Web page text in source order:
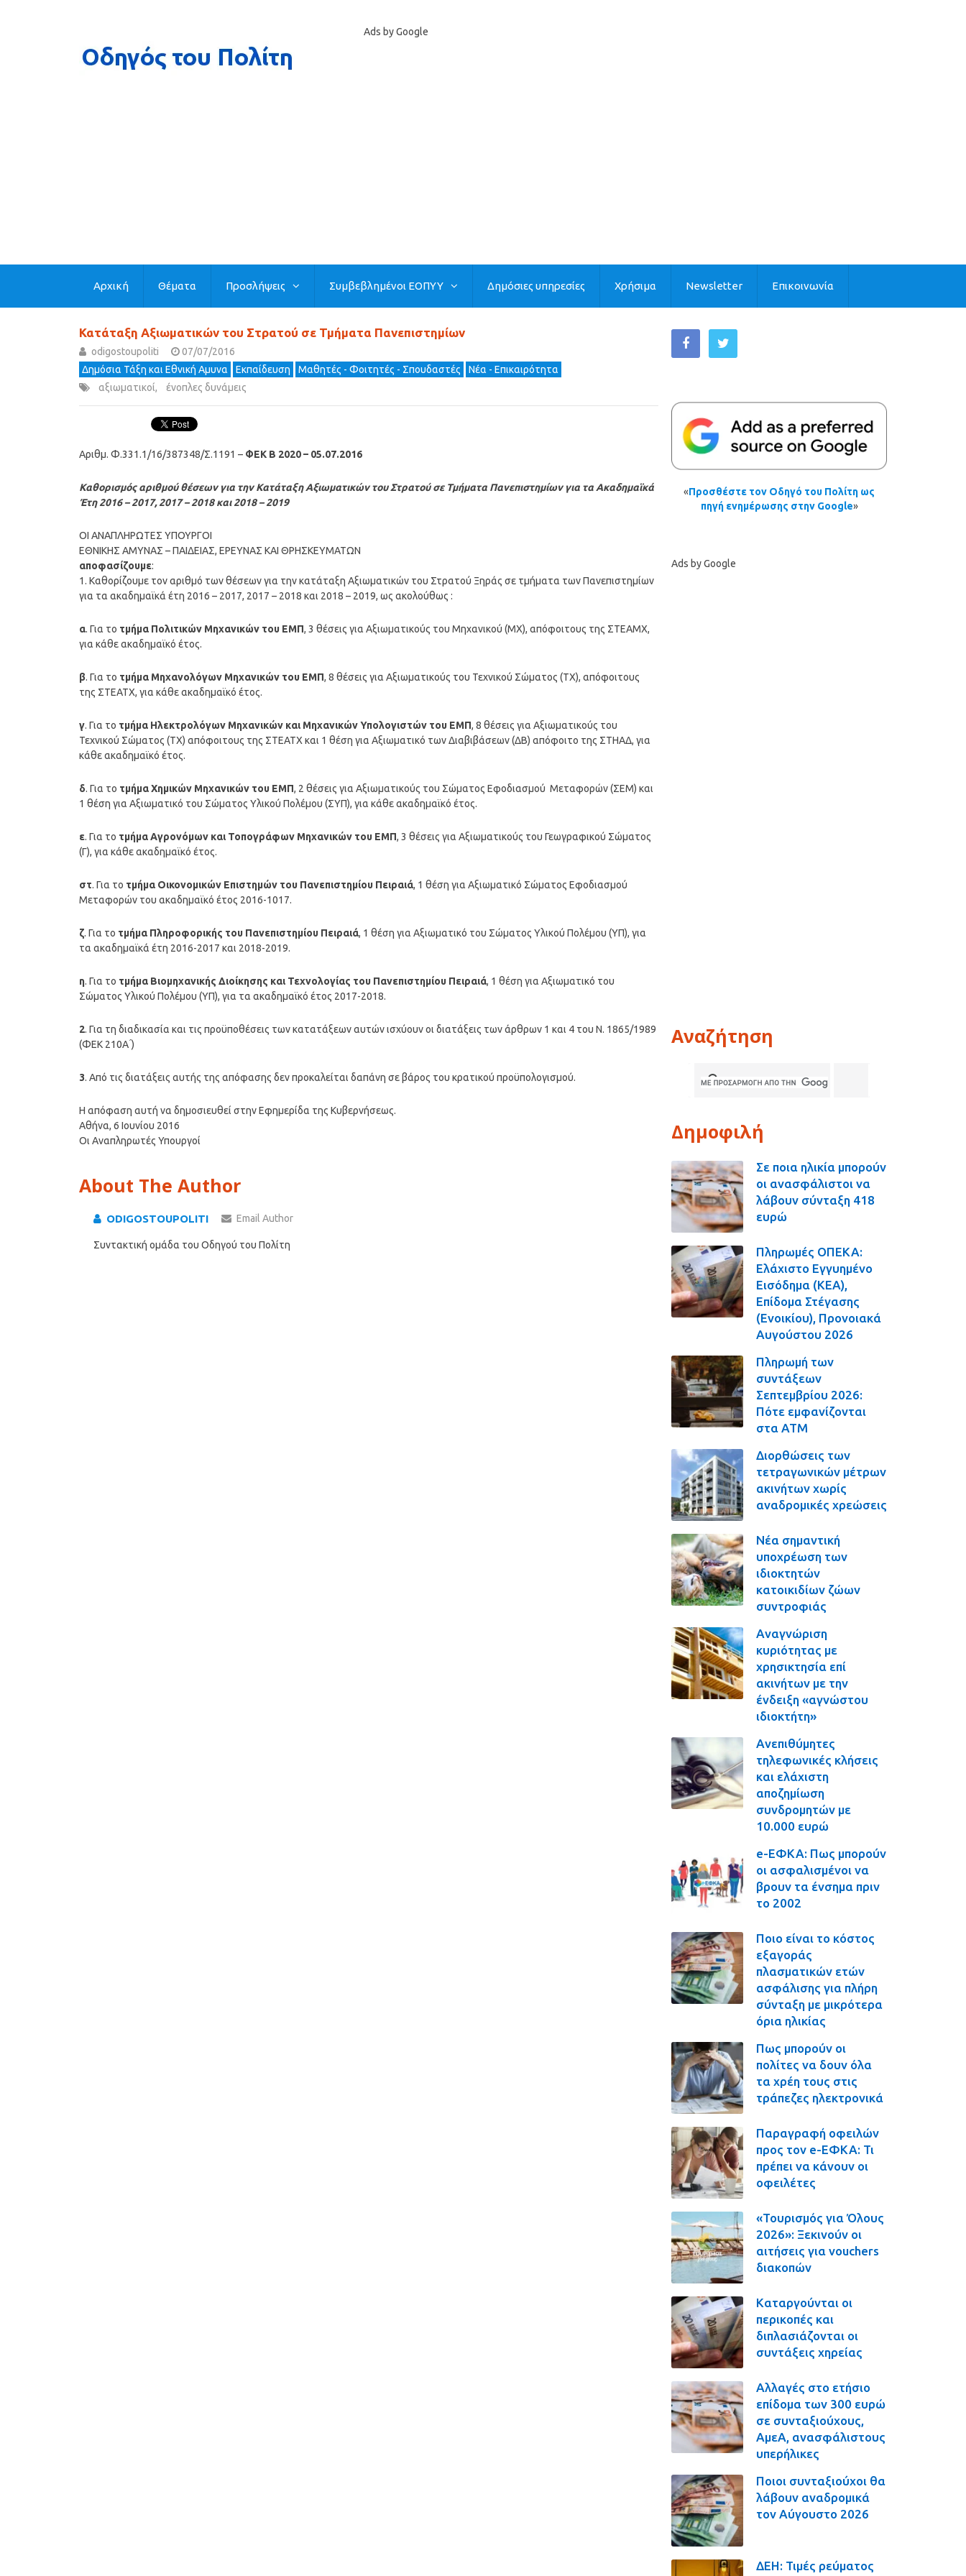
Ads by Google
Αρχική Θέματα Προσλήψεις Συμβεβλημένοι ΕΟΠΥΥ Δημόσιες υπηρεσίες Χρήσιμα Newsletter Επικοινωνία
Κατάταξη Αξιωματικών του Στρατού σε Τμήματα Πανεπιστημίων
odigostoupoliti
07/07/2016
Δημόσια Τάξη και Εθνική Αμυνα
Εκπαίδευση Μαθητές - Φοιτητές - Σπουδαστές
Νέα - Επικαιρότητα
αξιωματικοί, ένοπλες δυνάμεις
Αριθμ. Φ.331.1/16/387348/Σ.1191 – ΦΕΚ B 2020 – 05.07.2016
Καθορισμός αριθμού θέσεων για την Κατάταξη Αξιωματικών του Στρατού σε Τμήματα Πανεπιστημίων για τα Ακαδημαϊκά
Έτη 2016 – 2017, 2017 – 2018 και 2018 – 2019
ΟΙ ΑΝΑΠΛΗΡΩΤΕΣ ΥΠΟΥΡΓΟΙ
ΕΘΝΙΚΗΣ ΑΜΥΝΑΣ – ΠΑΙΔΕΙΑΣ, ΕΡΕΥΝΑΣ ΚΑΙ ΘΡΗΣΚΕΥΜΑΤΩΝ
αποφασίζουμε:
1. Καθορίζουμε τον αριθμό των θέσεων για την κατάταξη Αξιωματικών του Στρατού Ξηράς σε τμήματα των Πανεπιστημίων
για τα ακαδημαϊκά έτη 2016 – 2017, 2017 – 2018 και 2018 – 2019, ως ακολούθως :
α. Για το τμήμα Πολιτικών Μηχανικών του ΕΜΠ, 3 θέσεις για Αξιωματικούς του Μηχανικού (MX), απόφοιτους της ΣΤΕΑΜΧ,
για κάθε ακαδημαϊκό έτος.
β. Για το τμήμα Μηχανολόγων Μηχανικών του ΕΜΠ, 8 θέσεις για Αξιωματικούς του Τεχνικού Σώματος (ΤΧ), απόφοιτους
της ΣΤΕΑΤΧ, για κάθε ακαδημαϊκό έτος.
γ. Για το τμήμα Ηλεκτρολόγων Μηχανικών και Μηχανικών Υπολογιστών του ΕΜΠ, 8 θέσεις για Αξιωματικούς του
Τεχνικού Σώματος (ΤΧ) απόφοιτους της ΣΤΕΑΤΧ και 1 θέση για Αξιωματικό των Διαβιβάσεων (ΔΒ) απόφοιτο της ΣΤΗΑΔ, για
κάθε ακαδημαϊκό έτος.
δ. Για το τμήμα Χημικών Μηχανικών του ΕΜΠ, 2 θέσεις για Αξιωματικούς του Σώματος Εφοδιασμού Μεταφορών (ΣΕΜ) και
1 θέση για Αξιωματικό του Σώματος Υλικού Πολέμου (ΣΥΠ), για κάθε ακαδημαϊκό έτος.
ε. Για το τμήμα Αγρονόμων και Τοπογράφων Μηχανικών του ΕΜΠ, 3 θέσεις για Αξιωματικούς του Γεωγραφικού Σώματος
(Γ), για κάθε ακαδημαϊκό έτος.
στ. Για το τμήμα Οικονομικών Επιστημών του Πανεπιστημίου Πειραιά, 1 θέση για Αξιωματικό Σώματος Εφοδιασμού
Μεταφορών του ακαδημαϊκό έτος 2016-1017.
ζ. Για το τμήμα Πληροφορικής του Πανεπιστημίου Πειραιά, 1 θέση για Αξιωματικό του Σώματος Υλικού Πολέμου (ΥΠ), για
τα ακαδημαϊκά έτη 2016-2017 και 2018-2019.
η. Για το τμήμα Βιομηχανικής Διοίκησης και Τεχνολογίας του Πανεπιστημίου Πειραιά, 1 θέση για Αξιωματικό του
Σώματος Υλικού Πολέμου (ΥΠ), για τα ακαδημαϊκό έτος 2017-2018.
2. Για τη διαδικασία και τις προϋποθέσεις των κατατάξεων αυτών ισχύουν οι διατάξεις των άρθρων 1 και 4 του Ν. 1865/1989
(ΦΕΚ 210Α ́)
3. Από τις διατάξεις αυτής της απόφασης δεν προκαλείται δαπάνη σε βάρος του κρατικού προϋπολογισμού.
Η απόφαση αυτή να δημοσιευθεί στην Εφημερίδα της Κυβερνήσεως.
Αθήνα, 6 Ιουνίου 2016
Οι Αναπληρωτές Υπουργοί
About The Author
ODIGOSTOUPOLITI Email Author
Συντακτική ομάδα του Οδηγού του Πολίτη
«Προσθέστε τον Οδηγό του Πολίτη ως
πηγή ενημέρωσης στην Google»
Ads by Google
Αναζήτηση
Δημοφιλή
Σε ποια ηλικία μπορούν
οι ανασφάλιστοι να
λάβουν σύνταξη 418
ευρώ
Πληρωμές ΟΠΕΚΑ:
Ελάχιστο Εγγυημένο
Εισόδημα (ΚΕΑ),
Επίδομα Στέγασης
(Ενοικίου), Προνοιακά
Αυγούστου 2026
Πληρωμή των
συντάξεων
Σεπτεμβρίου 2026:
Πότε εμφανίζονται
στα ΑΤΜ
Διορθώσεις των
τετραγωνικών μέτρων
ακινήτων χωρίς
αναδρομικές χρεώσεις
Νέα σημαντική
υποχρέωση των
ιδιοκτητών
κατοικιδίων ζώων
συντροφιάς
Αναγνώριση
κυριότητας με
χρησικτησία επί
ακινήτων με την
ένδειξη «αγνώστου
ιδιοκτήτη»
Ανεπιθύμητες
τηλεφωνικές κλήσεις
και ελάχιστη
αποζημίωση
συνδρομητών με
10.000 ευρώ
e-ΕΦΚΑ: Πως μπορούν
οι ασφαλισμένοι να
βρουν τα ένσημα πριν
το 2002
Ποιο είναι το κόστος
εξαγοράς
πλασματικών ετών
ασφάλισης για πλήρη
σύνταξη με μικρότερα
όρια ηλικίας
Πως μπορούν οι
πολίτες να δουν όλα
τα χρέη τους στις
τράπεζες ηλεκτρονικά
Παραγραφή οφειλών
προς τον e-ΕΦΚΑ: Τι
πρέπει να κάνουν οι
οφειλέτες
«Τουρισμός για Όλους
2026»: Ξεκινούν οι
αιτήσεις για vouchers
διακοπών
Καταργούνται οι
περικοπές και
διπλασιάζονται οι
συντάξεις χηρείας
Αλλαγές στο ετήσιο
επίδομα των 300 ευρώ
σε συνταξιούχους,
ΑμεΑ, ανασφάλιστους
υπερήλικες
Ποιοι συνταξιούχοι θα
λάβουν αναδρομικά
τον Αύγουστο 2026
ΔΕΗ: Τιμές ρεύματος